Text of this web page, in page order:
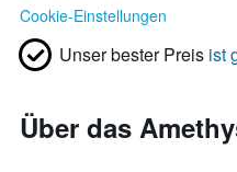
Cookie-Einstellungen
Unser bester Preis ist
Über das